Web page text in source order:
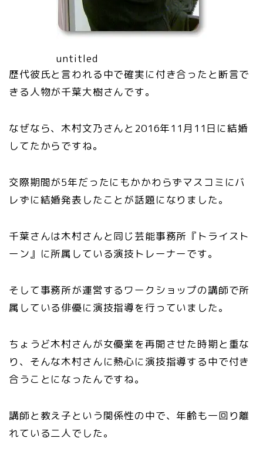
untitled
歴代彼氏と言われる中で確実に付き合ったと断言で
きる人物が千葉大樹さんです。
なぜなら、木村文乃さんと2016年11月11日に結婚
してたからですね。
交際期間が5年だったにもかかわらずマスコミにバ
レずに結婚発表したことが話題になりました。
千葉さんは木村さんと同じ芸能事務所『トライスト
ーン』に所属している演技トレーナーです。
そして事務所が運営するワークショップの講師で所
属している俳優に演技指導を行っていました。
ちょうど木村さんが女優業を再開させた時期と重な
り、そんな木村さんに熱心に演技指導する中で付き
合うことになったんですね。
講師と教え子という関係性の中で、年齢も一回り離
れている二人でした。